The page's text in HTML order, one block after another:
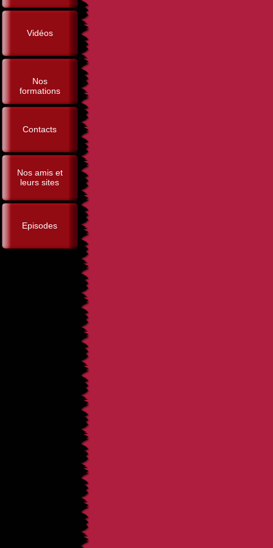
Vidéos
Nos
formations
Contacts
Nos amis et
leurs sites
Episodes